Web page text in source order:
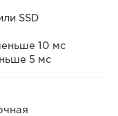
SSD
10 мс
5 мс